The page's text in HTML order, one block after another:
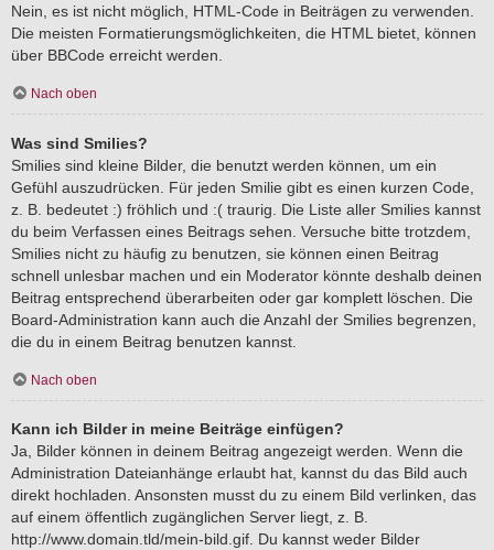
Nein, es ist nicht möglich, HTML-Code in Beiträgen zu verwenden.
Die meisten Formatierungsmöglichkeiten, die HTML bietet, können
über BBCode erreicht werden.
Nach oben
Was sind Smilies?
Smilies sind kleine Bilder, die benutzt werden können, um ein
Gefühl auszudrücken. Für jeden Smilie gibt es einen kurzen Code,
z. B. bedeutet :) fröhlich und :( traurig. Die Liste aller Smilies kannst
du beim Verfassen eines Beitrags sehen. Versuche bitte trotzdem,
Smilies nicht zu häufig zu benutzen, sie können einen Beitrag
schnell unlesbar machen und ein Moderator könnte deshalb deinen
Beitrag entsprechend überarbeiten oder gar komplett löschen. Die
Board-Administration kann auch die Anzahl der Smilies begrenzen,
die du in einem Beitrag benutzen kannst.
Nach oben
Kann ich Bilder in meine Beiträge einfügen?
Ja, Bilder können in deinem Beitrag angezeigt werden. Wenn die
Administration Dateianhänge erlaubt hat, kannst du das Bild auch
direkt hochladen. Ansonsten musst du zu einem Bild verlinken, das
auf einem öffentlich zugänglichen Server liegt, z. B.
http://www.domain.tld/mein-bild.gif. Du kannst weder Bilder